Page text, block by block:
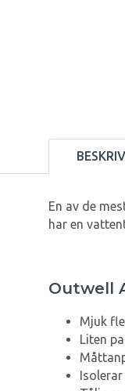
En av de
har en
Outwell
Mjuk
Liten